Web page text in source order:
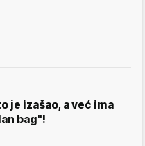
je izašao, a već ima
bag"!